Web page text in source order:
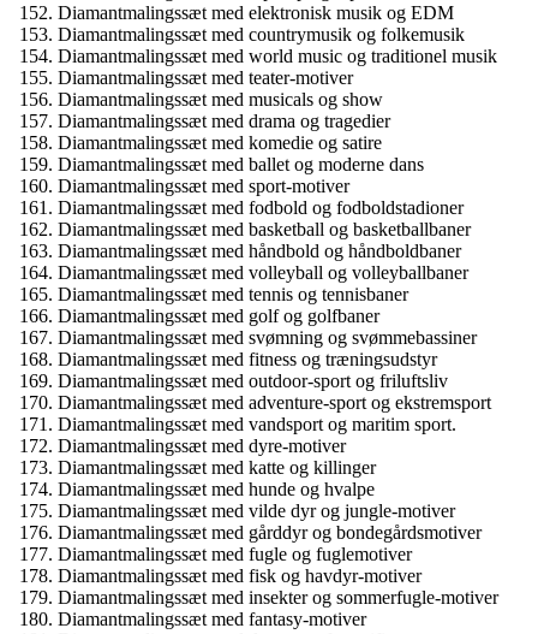
Diamantmalingssæt med elektronisk musik og EDM
Diamantmalingssæt med countrymusik og folkemusik
Diamantmalingssæt med world music og traditionel musik
Diamantmalingssæt med teater-motiver
Diamantmalingssæt med musicals og show
Diamantmalingssæt med drama og tragedier
Diamantmalingssæt med komedie og satire
Diamantmalingssæt med ballet og moderne dans
Diamantmalingssæt med sport-motiver
Diamantmalingssæt med fodbold og fodboldstadioner
Diamantmalingssæt med basketball og basketballbaner
Diamantmalingssæt med håndbold og håndboldbaner
Diamantmalingssæt med volleyball og volleyballbaner
Diamantmalingssæt med tennis og tennisbaner
Diamantmalingssæt med golf og golfbaner
Diamantmalingssæt med svømning og svømmebassiner
Diamantmalingssæt med fitness og træningsudstyr
Diamantmalingssæt med outdoor-sport og friluftsliv
Diamantmalingssæt med adventure-sport og ekstremsport
Diamantmalingssæt med vandsport og maritim sport.
Diamantmalingssæt med dyre-motiver
Diamantmalingssæt med katte og killinger
Diamantmalingssæt med hunde og hvalpe
Diamantmalingssæt med vilde dyr og jungle-motiver
Diamantmalingssæt med gårddyr og bondegårdsmotiver
Diamantmalingssæt med fugle og fuglemotiver
Diamantmalingssæt med fisk og havdyr-motiver
Diamantmalingssæt med insekter og sommerfugle-motiver
Diamantmalingssæt med fantasy-motiver